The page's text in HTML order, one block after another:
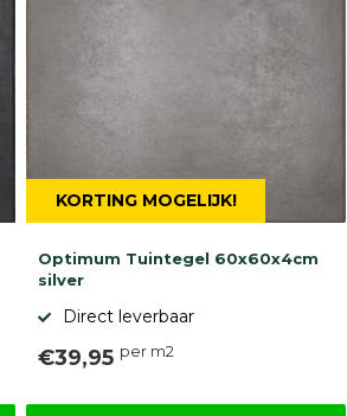
KORTING MOGELIJK!
Optimum Tuintegel 60x60x4cm
silver
Direct leverbaar
€39,95 per m2